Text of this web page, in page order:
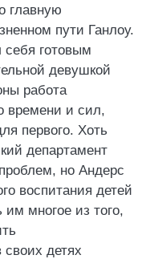
главную
пути Ганлоу.
готовым
девушкой
работа
времени и сил,
первого. Хоть
департамент
но Андерс
воспитания детей
многое из того,
детях